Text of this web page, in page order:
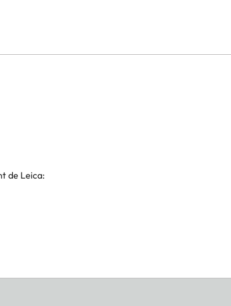
de Leica: